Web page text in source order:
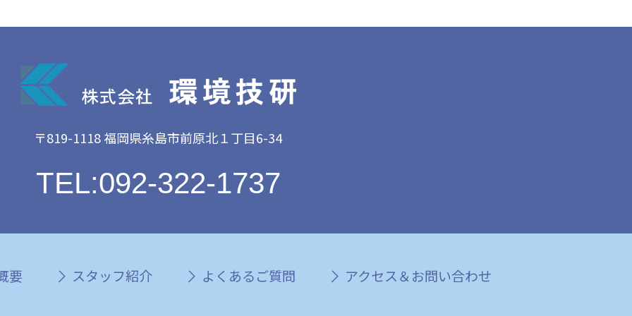
〒819-1118 福岡県糸島市前原北１丁目6-34
TEL:092-322-1737
要 スタッフ紹介 よくあるご質問 アクセス＆お問い合わせ